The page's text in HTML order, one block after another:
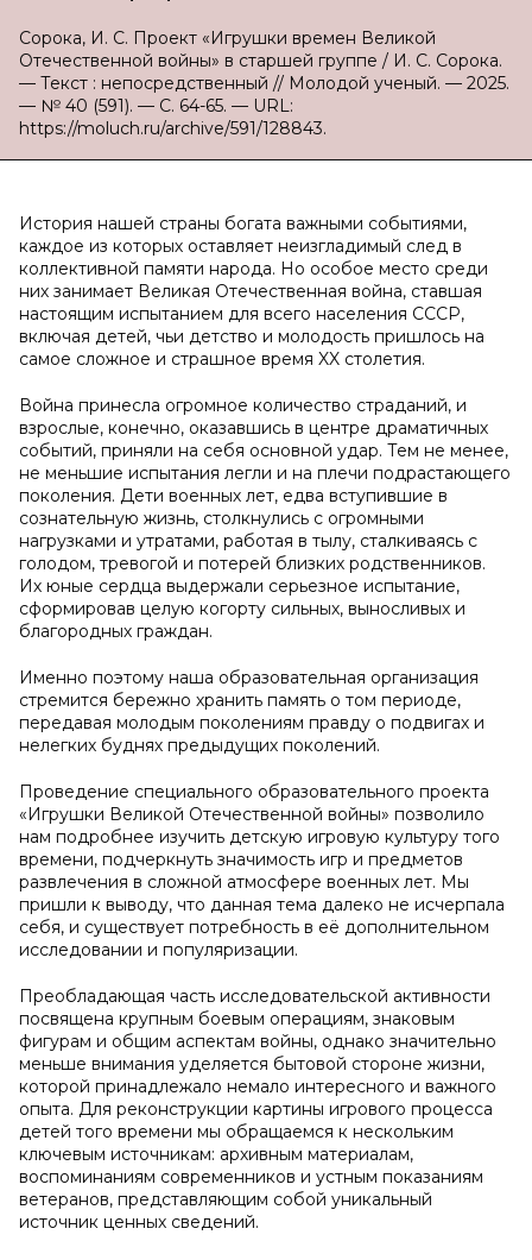
Сорока, И. С. Проект «Игрушки времен Великой
Отечественной войны» в старшей группе / И. С. Сорока.
— Текст : непосредственный // Молодой ученый. — 2025.
— № 40 (591). — С. 64-65. — URL:
https://moluch.ru/archive/591/128843.
История нашей страны богата важными событиями,
каждое из которых оставляет неизгладимый след в
коллективной памяти народа. Но особое место среди
них занимает Великая Отечественная война, ставшая
настоящим испытанием для всего населения СССР,
включая детей, чьи детство и молодость пришлось на
самое сложное и страшное время XX столетия.
Война принесла огромное количество страданий, и
взрослые, конечно, оказавшись в центре драматичных
событий, приняли на себя основной удар. Тем не менее,
не меньшие испытания легли и на плечи подрастающего
поколения. Дети военных лет, едва вступившие в
сознательную жизнь, столкнулись с огромными
нагрузками и утратами, работая в тылу, сталкиваясь с
голодом, тревогой и потерей близких родственников.
Их юные сердца выдержали серьезное испытание,
сформировав целую когорту сильных, выносливых и
благородных граждан.
Именно поэтому наша образовательная организация
стремится бережно хранить память о том периоде,
передавая молодым поколениям правду о подвигах и
нелегких буднях предыдущих поколений.
Проведение специального образовательного проекта
«Игрушки Великой Отечественной войны» позволило
нам подробнее изучить детскую игровую культуру того
времени, подчеркнуть значимость игр и предметов
развлечения в сложной атмосфере военных лет. Мы
пришли к выводу, что данная тема далеко не исчерпала
себя, и существует потребность в её дополнительном
исследовании и популяризации.
Преобладающая часть исследовательской активности
посвящена крупным боевым операциям, знаковым
фигурам и общим аспектам войны, однако значительно
меньше внимания уделяется бытовой стороне жизни,
которой принадлежало немало интересного и важного
опыта. Для реконструкции картины игрового процесса
детей того времени мы обращаемся к нескольким
ключевым источникам: архивным материалам,
воспоминаниям современников и устным показаниям
ветеранов, представляющим собой уникальный
источник ценных сведений.